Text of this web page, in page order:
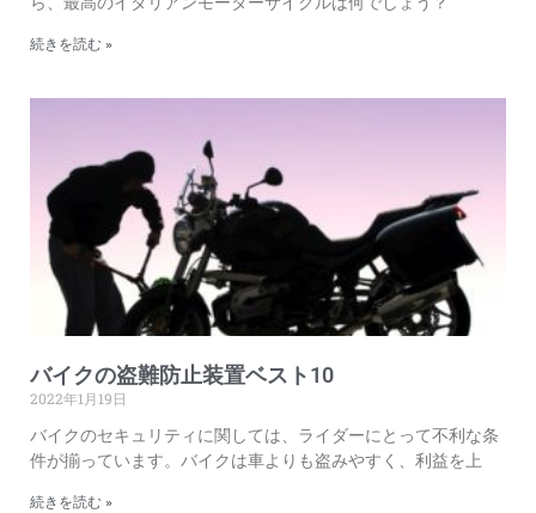
続きを読む »
バイクの盗難防止装置ベスト10
2022年1月19日
バイクのセキュリティに関しては、ライダーにとって不利な条
件が揃っています。バイクは車よりも盗みやすく、利益を上
続きを読む »